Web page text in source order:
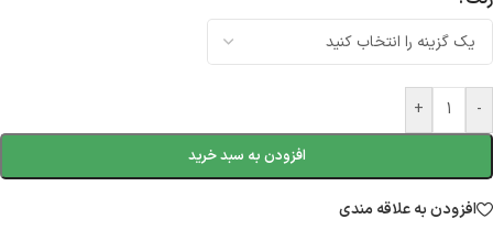
-
+
افزودن به سبد خرید
افزودن به علاقه مندی